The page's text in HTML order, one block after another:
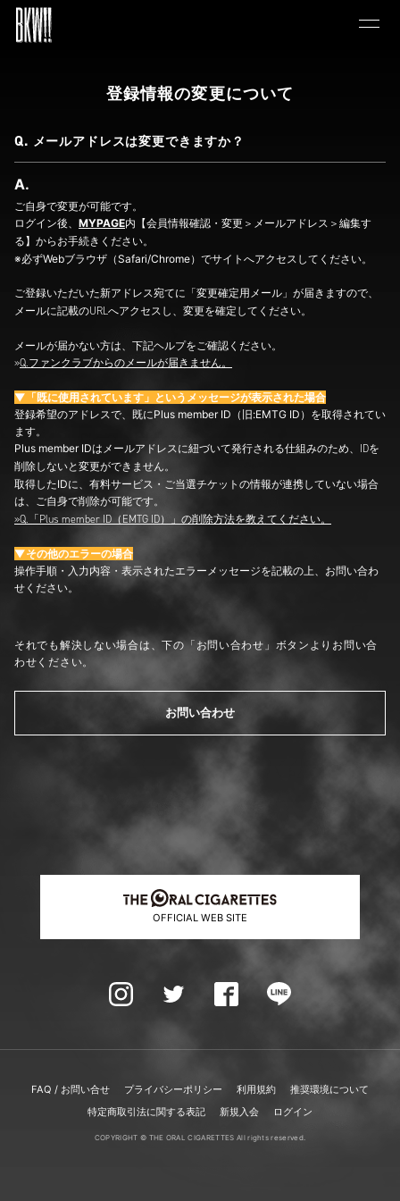
登録情報の変更について
メールアドレスは変更できますか？
ご自身で変更が可能です。
ログイン後、 MYPAGE内【会員情報確認・変更＞メールアドレス＞編集す
る】からお手続きください。
※必ずWebブラウザ（Safari/Chrome）でサイトへアクセスしてください。
ご登録いただいた新アドレス宛てに 「変更確定用メール」が届きますので、
メールに記載のURLへアクセスし、変更を確定してください。
メールが届かない方は、下記ヘルプをご確認ください。
»Q.ファンクラブからのメールが届きません。
▼「既に使用されています」というメッセージが表示された場合
登録希望のアドレスで、既にPlus member ID（旧:EMTG ID）を取得されてい
ます。
Plus member IDはメールアドレスに紐づいて発行される仕組みのため、 IDを
削除しないと変更ができません。
取得したIDに、有料サービス・ご当選チケットの情報が連携していない場合
は、 ご自身で削除が可能です。
»Q.「Plus member ID（EMTG ID）」の削除方法を教えてください。
▼その他のエラーの場合
操作手順・入力内容・表示されたエラーメッセージを記載の上、お問い合わ
せください。
それでも解決しない場合は、下の「お問い合わせ」ボタンよりお問い合
わせください。
お問い合わせ
OFFICIAL WEB SITE
FAQ / お問い合せ プライバシーポリシー 利用規約
推奨環境について
特定商取引法に関する表記
新規入会 ログイン
COPYRIGHT © THE ORAL CIGARETTES All rights reserved.